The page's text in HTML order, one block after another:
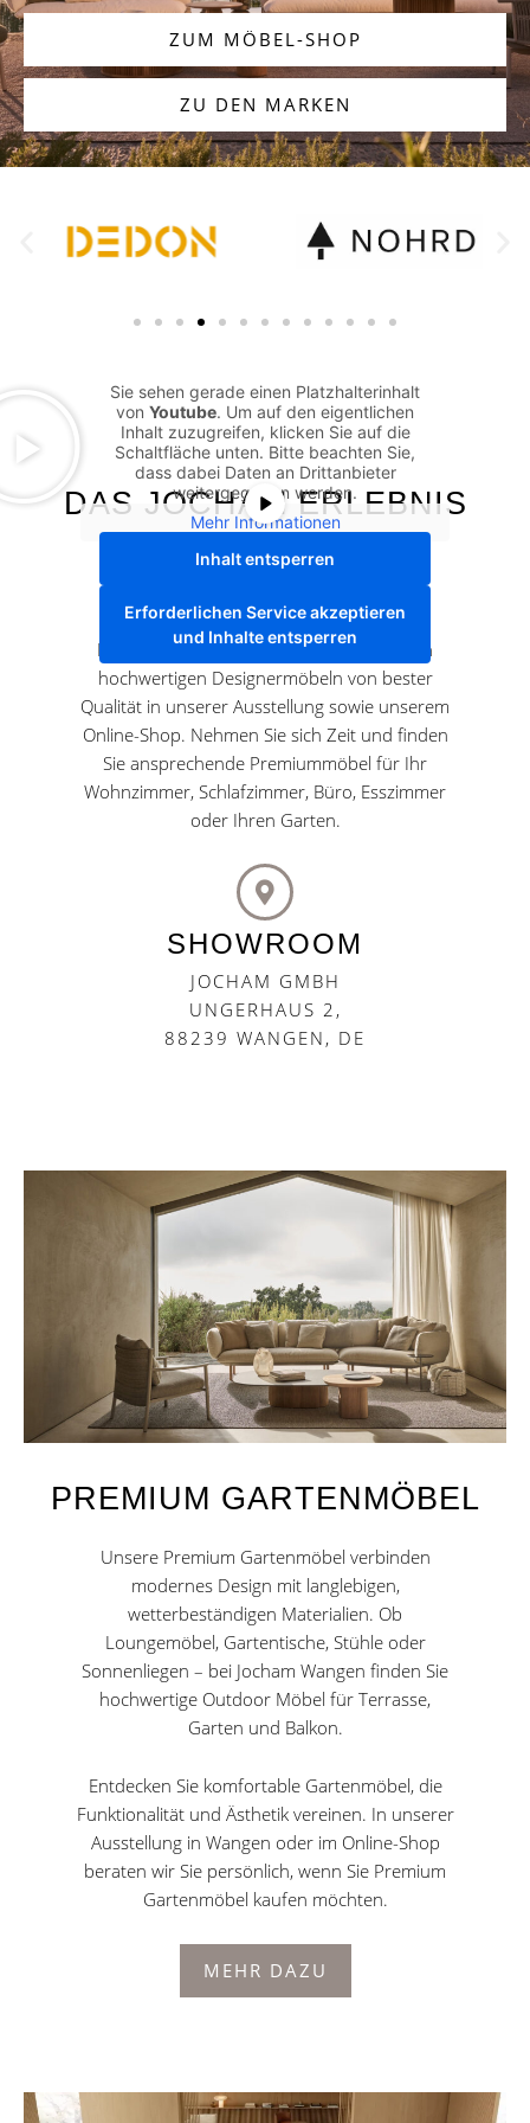
ZUM MÖBEL-SHOP
ZU DEN MARKEN
DAS JOCHAM ERLEBNIS
Bringen Sie Lebensqualität und exklusiven
Entdecken Sie eine individuelle Auswahl an
hochwertigen Designermöbeln von bester
Qualität in unserer Ausstellung sowie unserem
Online-Shop. Nehmen Sie sich Zeit und finden
Sie ansprechende Premiummöbel für Ihr
Wohnzimmer, Schlafzimmer, Büro, Esszimmer
oder Ihren Garten.
SHOWROOM
JOCHAM GMBH
UNGERHAUS 2,
88239 WANGEN, DE
Sie sehen gerade einen Platzhalterinhalt
von Youtube. Um auf den eigentlichen
Inhalt zuzugreifen, klicken Sie auf die
Schaltfläche unten. Bitte beachten Sie,
dass dabei Daten an Drittanbieter
weitergegeben werden.
Mehr Informationen
Inhalt entsperren
Erforderlichen Service akzeptieren
und Inhalte entsperren
PREMIUM GARTENMÖBEL
Unsere Premium Gartenmöbel verbinden
modernes Design mit langlebigen,
wetterbeständigen Materialien. Ob
Loungemöbel, Gartentische, Stühle oder
Sonnenliegen – bei Jocham Wangen finden Sie
hochwertige Outdoor Möbel für Terrasse,
Garten und Balkon.
Entdecken Sie komfortable Gartenmöbel, die
Funktionalität und Ästhetik vereinen. In unserer
Ausstellung in Wangen oder im Online-Shop
beraten wir Sie persönlich, wenn Sie Premium
Gartenmöbel kaufen möchten.
MEHR DAZU